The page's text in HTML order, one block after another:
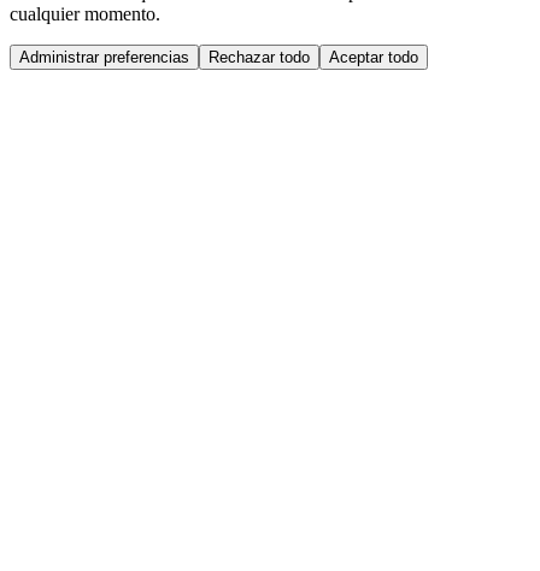
cualquier momento.
Administrar preferencias Rechazar todo Aceptar todo